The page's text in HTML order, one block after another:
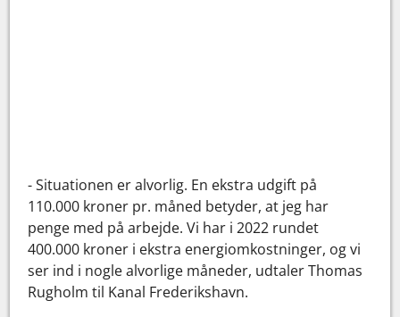
- Situationen er alvorlig. En ekstra udgift på
110.000 kroner pr. måned betyder, at jeg har
penge med på arbejde. Vi har i 2022 rundet
400.000 kroner i ekstra energiomkostninger, og vi
ser ind i nogle alvorlige måneder, udtaler Thomas
Rugholm til Kanal Frederikshavn.